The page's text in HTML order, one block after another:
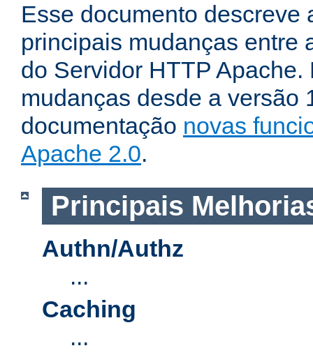
Esse documento descreve
principais mudanças entre
do Servidor HTTP Apache.
mudanças desde a versão
documentação novas
Apache 2.0.
Principais
Authn/Authz
...
Caching
...